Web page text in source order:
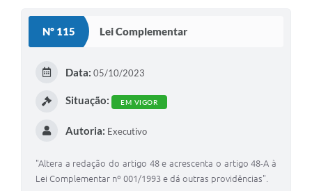
Nº 115 Lei Complementar
Data: 05/10/2023
Situação: EM VIGOR
Autoria: Executivo
"Altera a redação do artigo 48 e acrescenta o artigo 48-A à
Lei Complementar nº 001/1993 e dá outras providências".